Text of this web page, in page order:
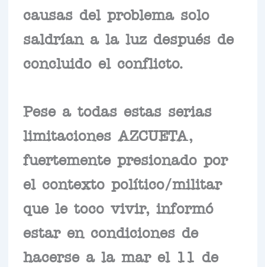
causas del problema solo
saldrían a la luz después de
concluido el conflicto.
Pese a todas estas serias
limitaciones AZCUETA,
fuertemente presionado por
el contexto político/militar
que le toco vivir, informó
estar en condiciones de
hacerse a la mar el 11 de